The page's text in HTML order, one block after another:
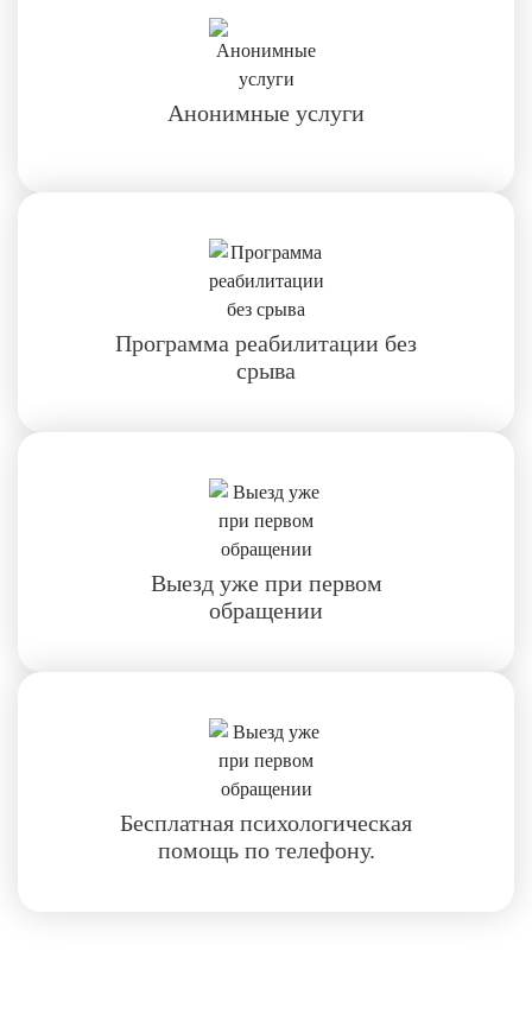
Анонимные услуги
Программа реабилитации без
срыва
Выезд уже при первом
обращении
Бесплатная психологическая
помощь по телефону.